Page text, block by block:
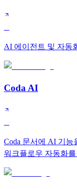
AI 에이전트 및 자동
Coda AI
Coda 문서에 AI 기능
워크플로우 자동화